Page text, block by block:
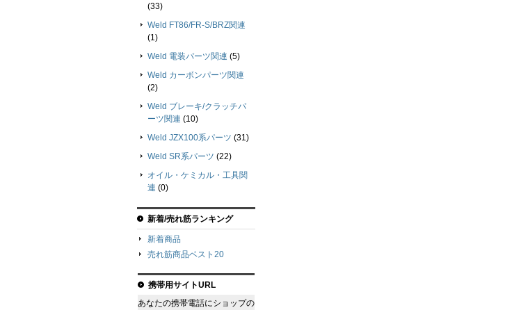
(33)
Weld FT86/FR-S/BRZ関連
(1)
Weld 電装パーツ関連 (5)
Weld カーボンパーツ関連
(2)
Weld ブレーキ/クラッチパ
ーツ関連 (10)
Weld JZX100系パーツ (31)
Weld SR系パーツ (22)
オイル・ケミカル・工具関
連 (0)
新着/売れ筋ランキング
新着商品
売れ筋商品ベスト20
携帯用サイトURL
あなたの携帯電話にショップの